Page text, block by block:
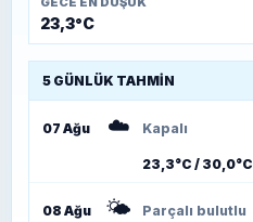
23,3°C
5 GÜNLÜK TAHMIN
07 Ağu ☁️ Kapalı
23,3°C / 30,0°C
08 Ağu 🌤️ Parçalı bulutlu